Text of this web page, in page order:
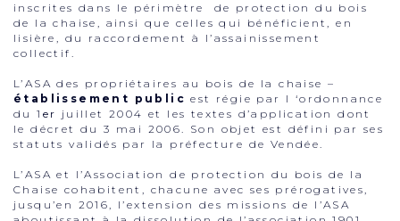
inscrites dans le périmètre de protection du bois
de la chaise, ainsi que celles qui bénéficient, en
lisière, du raccordement à l’assainissement
collectif.
L’ASA des propriétaires au bois de la chaise –
établissement public est régie par l ‘ordonnance
du 1 er juillet 2004 et les textes d’application dont
le décret du 3 mai 2006. Son objet est défini par ses
statuts validés par la préfecture de Vendée.
L’ASA et l’Association de protection du bois de la
Chaise cohabitent, chacune avec ses prérogatives,
jusqu’en 2016, l’extension des missions de l’ASA